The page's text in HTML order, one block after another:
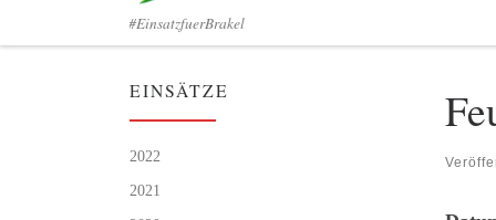
#EinsatzfuerBrakel
EINSÄTZE
2022
2021